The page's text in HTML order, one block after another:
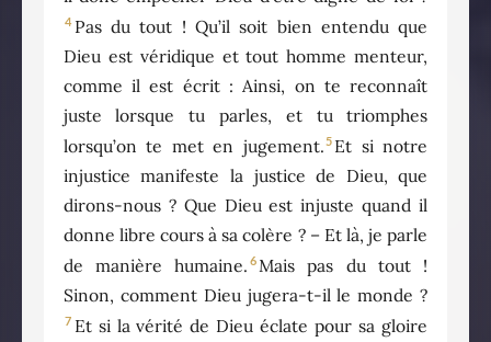
4 Pas du tout ! Qu’il soit bien entendu que
Dieu est véridique et tout homme menteur,
comme il est écrit : Ainsi, on te reconnaît
juste lorsque tu parles, et tu triomphes
lorsqu’on te met en jugement.5 Et si notre
injustice manifeste la justice de Dieu, que
dirons-nous ? Que Dieu est injuste quand il
donne libre cours à sa colère ? – Et là, je parle
de manière humaine. 6Mais pas du tout !
Sinon, comment Dieu jugera-t-il le monde ?
7 Et si la vérité de Dieu éclate pour sa gloire